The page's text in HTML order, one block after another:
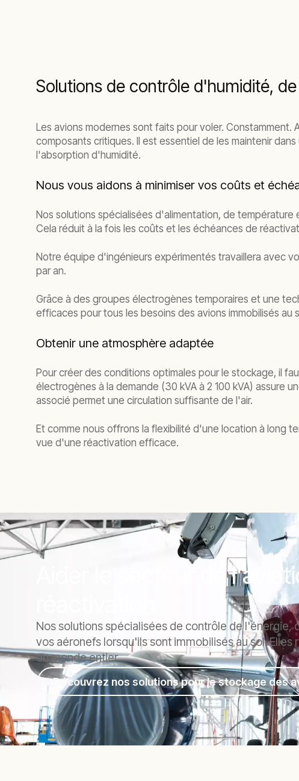
Solutions de contrôle d'humidité,
Les avions modernes sont faits pour voler.
composants critiques. Il est essentiel de les maintenir
l'absorption d'humidité.
Nous vous aidons à minimiser vos coûts et
Nos solutions spécialisées d'alimentation, de
Cela réduit à la fois les coûts et les échéances de
Notre équipe d'ingénieurs expérimentés travaillera avec
par an.
Grâce à des groupes électrogènes temporaires et une
efficaces pour tous les besoins des avions immobilisés au
Obtenir une atmosphère adaptée
Pour créer des conditions optimales pour le stockage, il
électrogènes à la demande (30 kVA à 2 100 kVA) assure
associé permet une circulation suffisante de l'air.
Et comme nous offrons la flexibilité d'une location à long
vue d'une réactivation efficace.
Aider le secteur de
Nos solutions spécialisées de contrôle de
vos aéronefs lorsqu'ils sont immobilisés au sol.
du monde entier.
Découvrez nos solutions pour le stockage des